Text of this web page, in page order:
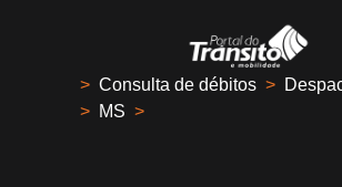
> Consulta de débitos >
> MS >